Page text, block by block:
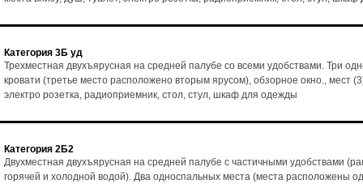
Категория 3Б уд
Трехместная двухъярусная на средней палубе со всеми удобствами. Три
кровати (третье место расположено вторым ярусом), обзорное окно., мест
электро розетка, радиоприемник, стол, стул, шкаф для одежды
Категория 2Б2
Двухместная двухъярусная на средней палубе с частичными удобствами
горячей и холодной водой). Два односпальных места (места расположены